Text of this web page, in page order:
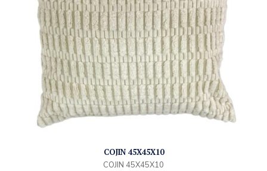
COJIN 45X45X10
COJIN 45X45X10